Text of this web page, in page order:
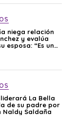
niega relación
y evalúa
esposa: “Es una
La Bella
de su padre por
Naldy Saldaña